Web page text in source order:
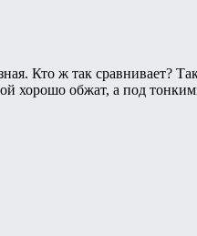
Кто ж так сравнивает?
хорошо обжат, а под